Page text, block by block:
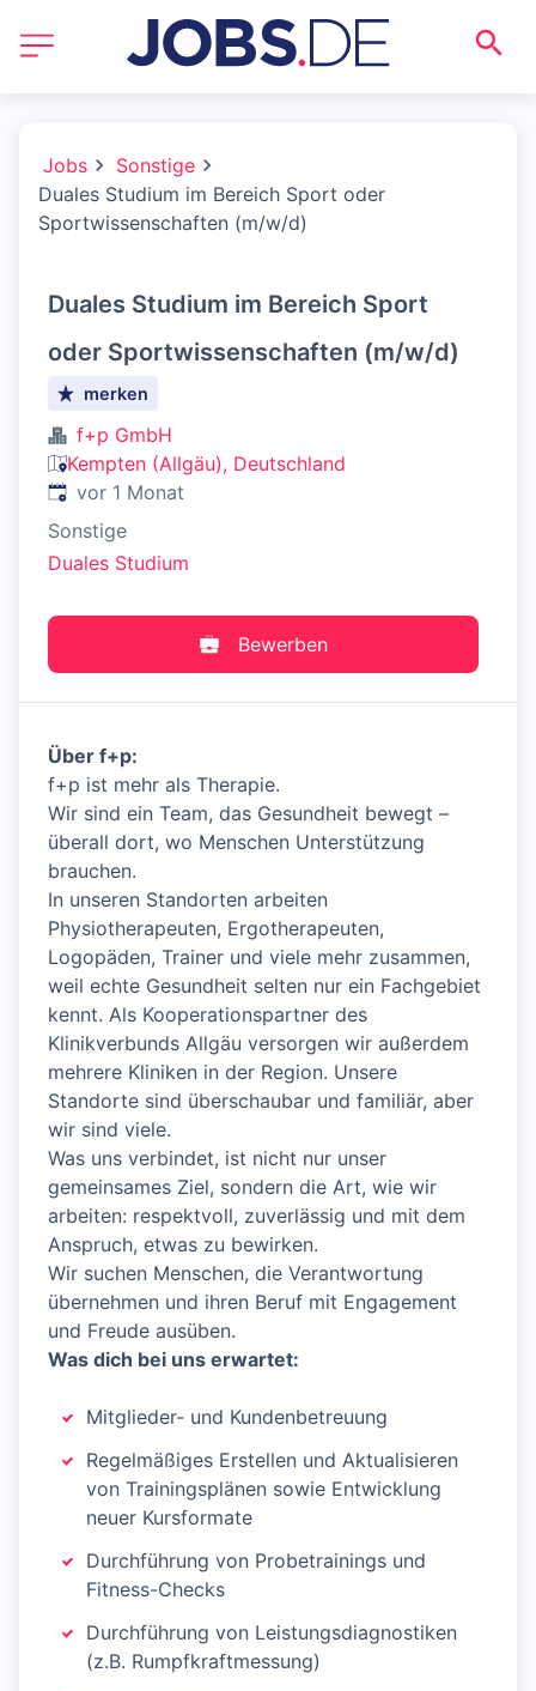
Jobs
Sonstige
Duales Studium im Bereich Sport oder
Sportwissenschaften (m/w/d)
Duales Studium im Bereich Sport
oder Sportwissenschaften (m/w/d)
merken
f+p GmbH
Kempten (Allgäu), Deutschland
Veröffentlicht:
vor 1 Monat
Sonstige
Duales Studium
Bewerben
Über f+p:
f+p ist mehr als Therapie.
Wir sind ein Team, das Gesundheit bewegt –
überall dort, wo Menschen Unterstützung
brauchen.
In unseren Standorten arbeiten
Physiotherapeuten, Ergotherapeuten,
Logopäden, Trainer und viele mehr zusammen,
weil echte Gesundheit selten nur ein Fachgebiet
kennt. Als Kooperationspartner des
Klinikverbunds Allgäu versorgen wir außerdem
mehrere Kliniken in der Region. Unsere
Standorte sind überschaubar und familiär, aber
wir sind viele.
Was uns verbindet, ist nicht nur unser
gemeinsames Ziel, sondern die Art, wie wir
arbeiten: respektvoll, zuverlässig und mit dem
Anspruch, etwas zu bewirken.
Wir suchen Menschen, die Verantwortung
übernehmen und ihren Beruf mit Engagement
und Freude ausüben.
Was dich bei uns erwartet:
Mitglieder- und Kundenbetreuung
Regelmäßiges Erstellen und Aktualisieren
von Trainingsplänen sowie Entwicklung
neuer Kursformate
Durchführung von Probetrainings und
Fitness-Checks
Durchführung von Leistungsdiagnostiken
(z.B. Rumpfkraftmessung)